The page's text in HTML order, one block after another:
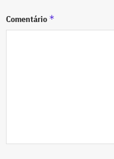
Comentário *